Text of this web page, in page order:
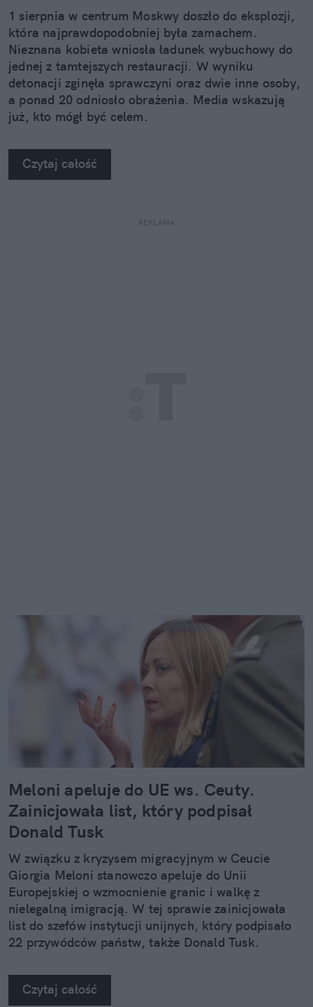
1 sierpnia w centrum Moskwy doszło do eksplozji,
która najprawdopodobniej była zamachem.
Nieznana kobieta wniosła ładunek wybuchowy do
jednej z tamtejszych restauracji. W wyniku
detonacji zginęła sprawczyni oraz dwie inne osoby,
a ponad 20 odniosło obrażenia. Media wskazują
już, kto mógł być celem.
Czytaj całość
REKLAMA
Meloni apeluje do UE ws. Ceuty.
Zainicjowała list, który podpisał
Donald Tusk
W związku z kryzysem migracyjnym w Ceucie
Giorgia Meloni stanowczo apeluje do Unii
Europejskiej o wzmocnienie granic i walkę z
nielegalną imigracją. W tej sprawie zainicjowała
list do szefów instytucji unijnych, który podpisało
22 przywódców państw, także Donald Tusk.
Czytaj całość